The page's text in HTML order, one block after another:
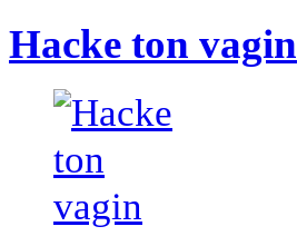
Hacke ton vagin